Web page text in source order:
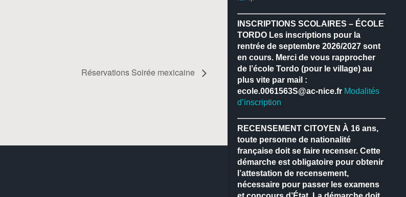
Réservations Soirée mexicaine
INSCRIPTIONS SCOLAIRES – ÉCOLE
TORDOLes inscriptions pour la
rentrée de septembre 2026/2027 sont
en cours. Merci de vous rapprocher
de l’école Tordo (pour le village) au
plus vite par mail :
ecole.0061563S@ac-nice.fr Modalités
d’inscription
RECENSEMENT CITOYEN À 16 ans,
toute personne de nationalité
française doit se faire recenser. Cette
démarche est obligatoire pour obtenir
l’attestation de recensement,
nécessaire pour passer les examens